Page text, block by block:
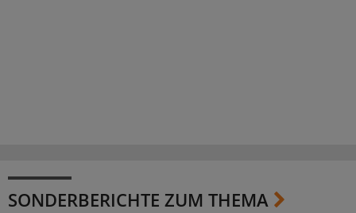
SONDERBERICHTE ZUM THEMA